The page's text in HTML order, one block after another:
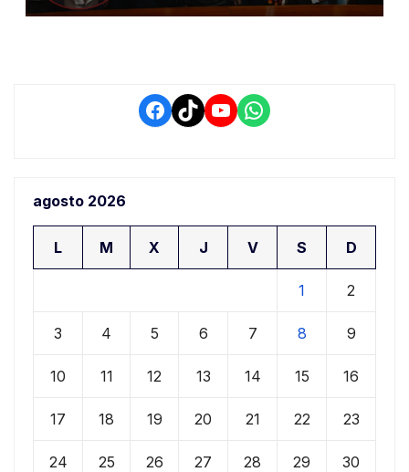
retrasos
Facebook
TikTokYouTube
WhatsApp
agosto 2026
L M X J V S D
1 2
3 4 5 6 7 8 9
10 11 12 13 14 15 16
17 18 19 20 21 22 23
24 25 26 27 28 29 30